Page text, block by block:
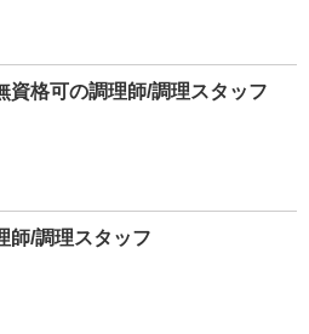
資格可の調理師/調理スタッフ
師/調理スタッフ